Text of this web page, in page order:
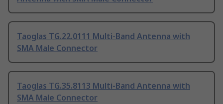
Taoglas TG.22.0111 Multi-Band Antenna with
SMA Male Connector
Taoglas TG.35.8113 Multi-Band Antenna with
SMA Male Connector